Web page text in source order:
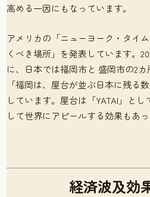
高める一因にもなっています。
アメリカの「ニューヨーク・タイ
くべき場所」を発表しています。
に、日本では福岡市と 盛岡市の2
「福岡は、屋台が並ぶ日本に残る
しています。屋台は「YATAI」とし
して世界にアピールする効果もあ
経済波及効